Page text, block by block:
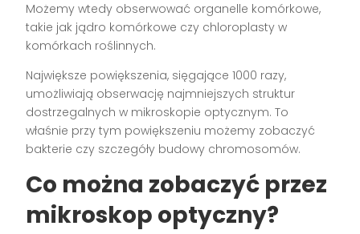
Możemy wtedy obserwować organelle komórkowe,
takie jak jądro komórkowe czy chloroplasty w
komórkach roślinnych.
Największe powiększenia, sięgające 1000 razy,
umożliwiają obserwację najmniejszych struktur
dostrzegalnych w mikroskopie optycznym. To
właśnie przy tym powiększeniu możemy zobaczyć
bakterie czy szczegóły budowy chromosomów.
Co można zobaczyć przez
mikroskop optyczny?